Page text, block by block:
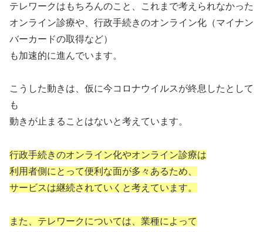
テレワークはもちろんのこと、これまで考えられなかった
オンライン診療や、行政手続きのオンライン化（マイナン
バーカードの取得など）
も加速的に進んでいます。
こうした動きは、仮に今コロナウイルスが終息したとして
も
動きが止まることはないと考えています。
行政手続きのオンライン化やオンライン診療は
利用者側にとって便利な面が多々あるため、
サービスは継続されていくと考えています。
また、テレワークについては、業種によって